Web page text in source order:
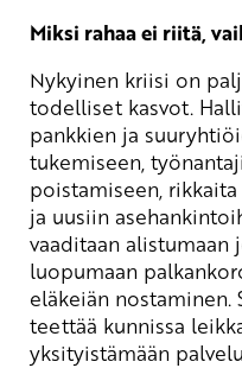
Miksi rahaa ei riitä,
Nykyinen kriisi on
todelliset kasvot.
pankkien ja
tukemiseen,
poistamiseen,
ja uusiin
vaaditaan alistumaan
luopumaan
eläkeiän nostaminen.
teettää kunnissa
yksityistämään